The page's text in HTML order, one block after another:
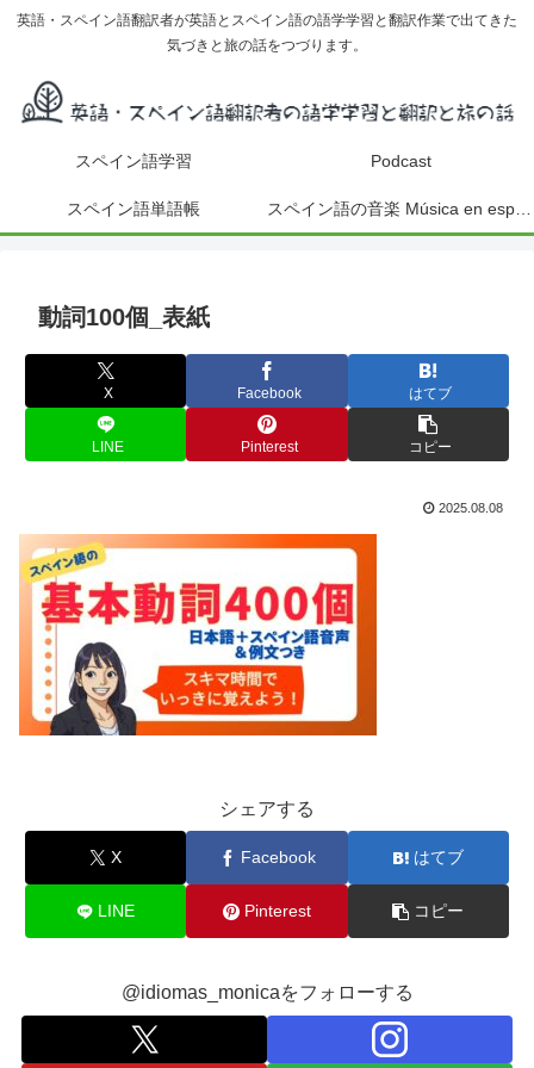
英語・スペイン語翻訳者が英語とスペイン語の語学学習と翻訳作業で出てきた
気づきと旅の話をつづります。
スペイン語学習 Podcast
スペイン語単語帳
動詞100個_表紙
X Facebook はてブ
LINE Pinterest コピー
2025.08.08
シェアする
X Facebook はてブ
LINE Pinterest コピー
@idiomas_monicaをフォローする